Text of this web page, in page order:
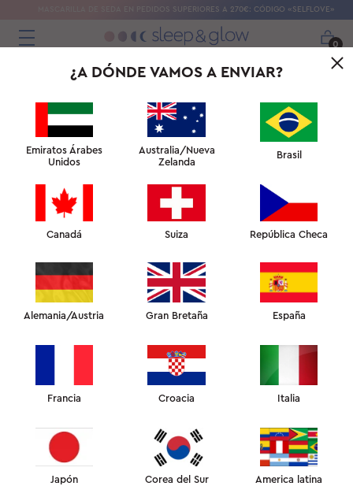
MASCARILLA DE SEDA EN PEDIDOS SUPERIORES A 270€: CÓDIGO «SELFLOVE»
0
MANTA VENTILADA
CON PANELES DE VENTILACIÓN DE MALLA
INNOVACIÓN DE SLEEP&GLOW
MANTA VENTILADA CON PANELES DE
¿A DÓNDE VAMOS A ENVIAR?
Emiratos Árabes
Unidos
Australia/Nueva
Zelanda
Brasil
Canadá Suiza República Checa
Alemania/Austria Gran Bretaña España
Francia Croacia Italia
Japón Corea del Sur America latina